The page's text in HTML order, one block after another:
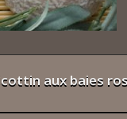
aux baies